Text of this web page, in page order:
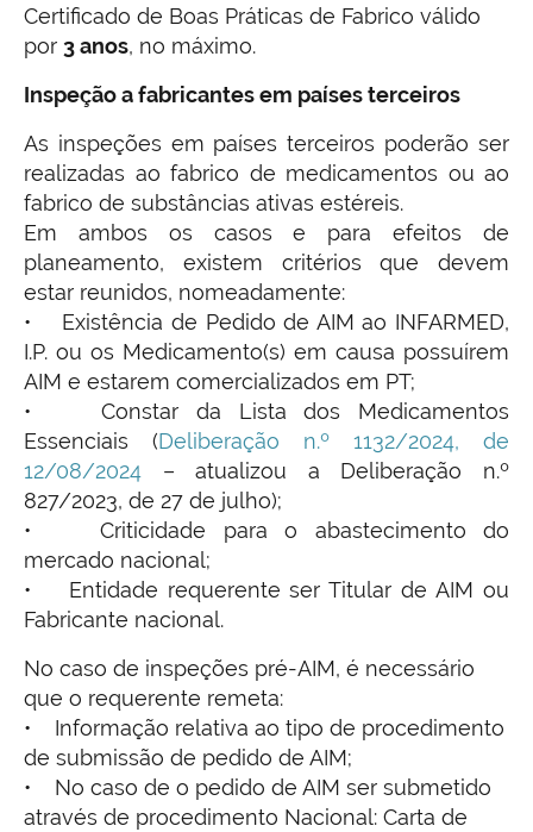
Certificado de Boas Práticas de Fabrico válido
por 3 anos, no máximo.
Inspeção a fabricantes em países terceiros
As inspeções em países terceiros poderão ser
realizadas ao fabrico de medicamentos ou ao
fabrico de substâncias ativas estéreis.
Em ambos os casos e para efeitos de
planeamento, existem critérios que devem
estar reunidos, nomeadamente:
• Existência de Pedido de AIM ao INFARMED,
I.P. ou os Medicamento(s) em causa possuírem
AIM e estarem comercializados em PT;
• Constar da Lista dos Medicamentos
Essenciais (Deliberação n.º 1132/2024, de
12/08/2024 – atualizou a Deliberação n.º
827/2023, de 27 de julho);
• Criticidade para o abastecimento do
mercado nacional;
• Entidade requerente ser Titular de AIM ou
Fabricante nacional.
No caso de inspeções pré-AIM, é necessário
que o requerente remeta:
• Informação relativa ao tipo de procedimento
de submissão de pedido de AIM;
• No caso de o pedido de AIM ser submetido
através de procedimento Nacional: Carta de